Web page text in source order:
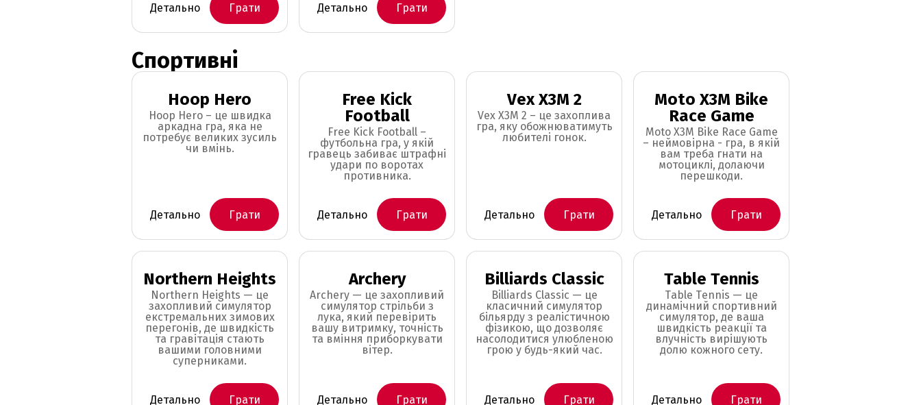
Детально Грати Детально Грати
Спортивні
Hoop Hero
Hoop Hero – це швидка
аркадна гра, яка не
потребує великих зусиль
чи вмінь.
Детально Грати
Free Kick
Football
Free Kick Football –
футбольна гра, у якій
гравець забиває штрафні
удари по воротах
противника.
Детально Грати
Vex X3M 2
Vex X3M 2 – це захоплива
гра, яку обожнюватимуть
любителі гонок.
Детально Грати
Moto X3M Bike
Race Game
Moto X3M Bike Race Game
– неймовірна - гра, в якій
вам треба гнати на
мотоциклі, долаючи
перешкоди.
Детально Грати
Northern Heights
Northern Heights — це
захопливий симулятор
екстремальних зимових
перегонів, де швидкість
та гравітація стають
вашими головними
суперниками.
Детально Грати
Archery
Archery — це захопливий
симулятор стрільби з
лука, який перевірить
вашу витримку, точність
та вміння приборкувати
вітер.
Детально Грати
Billiards Classic
Billiards Classic — це
класичний симулятор
більярду з реалістичною
фізикою, що дозволяє
насолодитися улюбленою
грою у будь-який час.
Детально Грати
Table Tennis
Table Tennis — це
динамічний спортивний
симулятор, де ваша
швидкість реакції та
влучність вирішують
долю кожного сету.
Детально Грати